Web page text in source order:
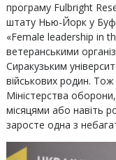
програму Fulbright
штату Нью-Йорк у
«Female leadership in
ветеранськими
Сиракузьким
військових родин.
Міністерства
місяцями або навіть
заросте одна з